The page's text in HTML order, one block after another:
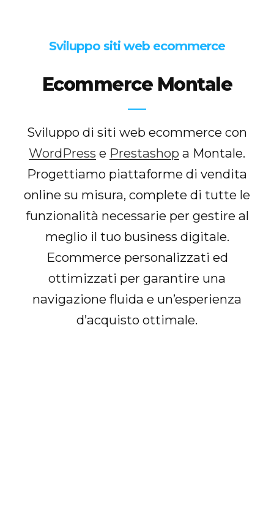
Sviluppo siti web ecommerce
Ecommerce Montale
Sviluppo di siti web ecommerce con
WordPress e Prestashop a Montale.
Progettiamo piattaforme di vendita
online su misura, complete di tutte le
funzionalità necessarie per gestire al
meglio il tuo business digitale.
Ecommerce personalizzati ed
ottimizzati per garantire una
navigazione fluida e un’esperienza
d’acquisto ottimale.